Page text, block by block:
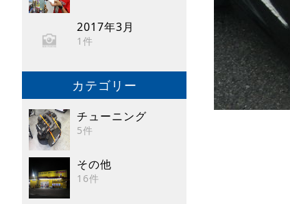
2017年3月
1件
カテゴリー
チューニング
5件
その他
16件